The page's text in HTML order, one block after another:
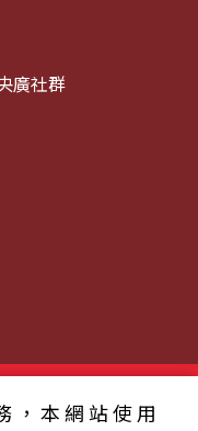
廣社群
版權所有
，本網站使用